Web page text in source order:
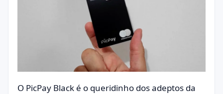
O PicPay Black é o queridinho dos adeptos da